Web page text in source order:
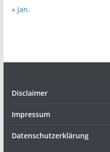
« Jan.
Disclaimer
Impressum
Datenschutzerklärung